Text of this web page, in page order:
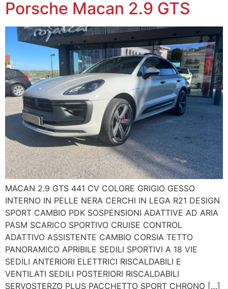
Porsche Macan 2.9 GTS
MACAN 2.9 GTS 441 CV COLORE GRIGIO GESSO
INTERNO IN PELLE NERA CERCHI IN LEGA R21 DESIGN
SPORT CAMBIO PDK SOSPENSIONI ADATTIVE AD ARIA
PASM SCARICO SPORTIVO CRUISE CONTROL
ADATTIVO ASSISTENTE CAMBIO CORSIA TETTO
PANORAMICO APRIBILE SEDILI SPORTIVI A 18 VIE
SEDILI ANTERIORI ELETTRICI RISCALDABILI E
VENTILATI SEDILI POSTERIORI RISCALDABILI
SERVOSTERZO PLUS PACCHETTO SPORT CHRONO […]